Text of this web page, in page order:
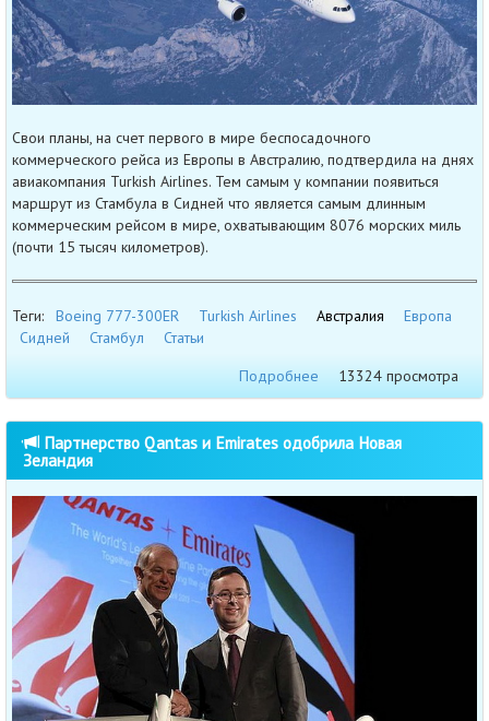
Свои планы, на счет первого в мире беспосадочного
коммерческого рейса из Европы в Австралию, подтвердила на днях
авиакомпания Turkish Airlines. Тем самым у компании появиться
маршрут из Стамбула в Сидней что является самым длинным
коммерческим рейсом в мире, охватывающим 8076 морских миль
(почти 15 тысяч километров).
Теги: Boeing 777-300ER Turkish Airlines Австралия
Европа
Сидней
Стамбул
Статьи
Подробнее
13324 просмотра
Партнерство Qantas и Emirates одобрила Новая
Зеландия